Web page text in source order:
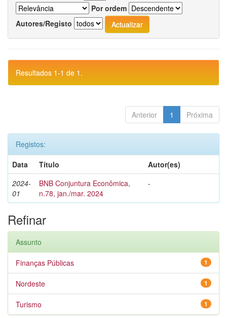
Por ordem
Autores/Registo
Resultados 1-1 de 1.
Anterior 1 Próxima
Registos:
Data
Título
Autor(es)
2024-
01
BNB Conjuntura Econômica,
n.78, jan./mar. 2024
-
Refinar
Assunto
1
Finanças Públicas
1
Nordeste
1
Turismo